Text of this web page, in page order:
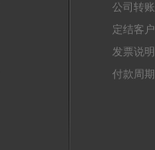
公司转账
定结客户
发票说明
付款周期